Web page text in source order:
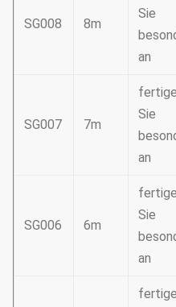
SG008 8m
Sie
an
SG007 7m
Sie
an
SG006 6m
Sie
an